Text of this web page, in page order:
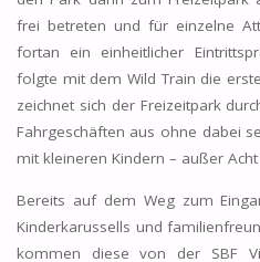
frei betreten und für einzelne
fortan ein einheitlicher
folgte mit dem Wild Train die
zeichnet sich der Freizeitpark
Fahrgeschäften aus ohne dabei
mit kleineren Kindern – außer
Bereits auf dem Weg zum
Kinderkarussells und
kommen diese von der SBF